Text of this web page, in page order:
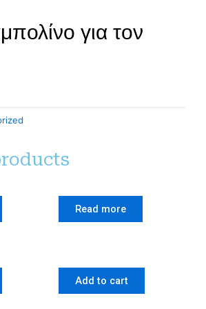
για τον
Read more
Add to cart